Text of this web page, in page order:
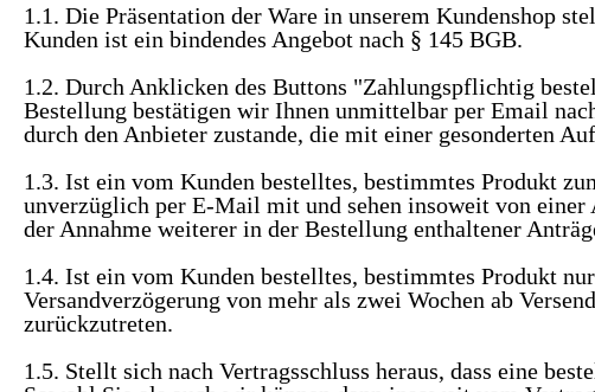
1.1. Die Präsentation der Ware in unserem Kundenshop
Kunden ist ein bindendes Angebot nach § 145 BGB.
1.2. Durch Anklicken des Buttons "Zahlungspflichtig
Bestellung bestätigen wir Ihnen unmittelbar per Email
durch den Anbieter zustande, die mit einer gesonderten
1.3. Ist ein vom Kunden bestelltes, bestimmtes Produkt
unverzüglich per E-Mail mit und sehen insoweit von
der Annahme weiterer in der Bestellung enthaltener
1.4. Ist ein vom Kunden bestelltes, bestimmtes Produkt
Versandverzögerung von mehr als zwei Wochen ab
zurückzutreten.
1.5. Stellt sich nach Vertragsschluss heraus, dass eine